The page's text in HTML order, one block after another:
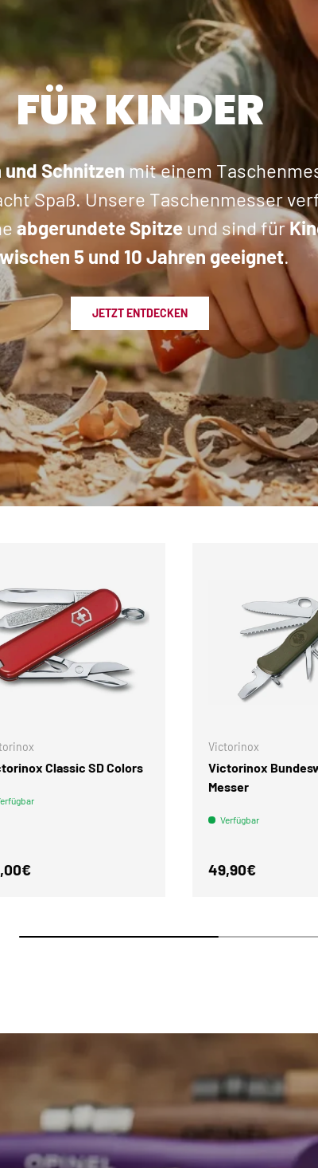
FÜR KINDER
Schnitzen mit einem
Spaß. Unsere Taschenmesser
abgerundete Spitze und sind für
5 und 10 Jahren geeignet.
JETZT ENTDECKEN
Classic SD Colors
Preis
Victorinox
Victorinox
Messer
Verfügbar
Normaler Preis
49,90€